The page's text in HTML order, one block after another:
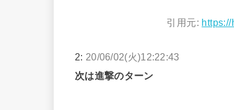
引用元:
2: 20/06/02(火)12:22:43
次は進撃のターン